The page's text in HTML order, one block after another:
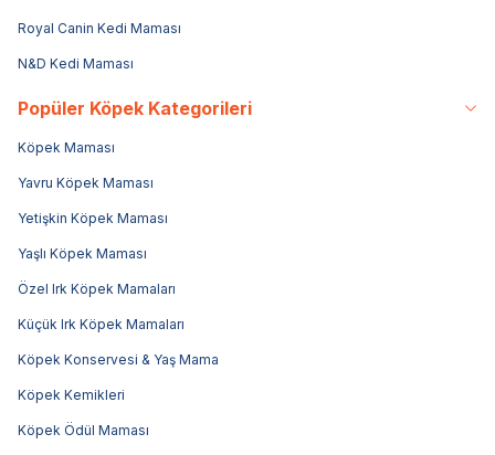
Royal Canin Kedi Maması
N&D Kedi Maması
Popüler Köpek Kategorileri
Köpek Maması
Yavru Köpek Maması
Yetişkin Köpek Maması
Yaşlı Köpek Maması
Özel Irk Köpek Mamaları
Küçük Irk Köpek Mamaları
Köpek Konservesi & Yaş Mama
Köpek Kemikleri
Köpek Ödül Maması